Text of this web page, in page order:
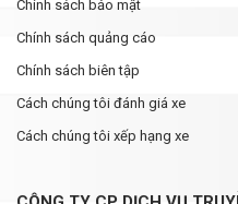
Chính sách bảo mật
Chính sách quảng cáo
Chính sách biên tập
Cách chúng tôi đánh giá xe
Cách chúng tôi xếp hạng xe